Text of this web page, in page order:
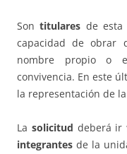
Sontitulares de esta
capacidad de obrar
nombre propio o
convivencia. En este
la representación de
La solicitud deberá ir
integrantes de la